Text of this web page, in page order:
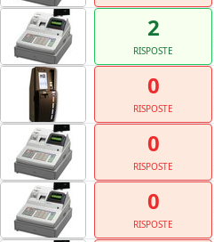
2
RISPOSTE
0
RISPOSTE
0
RISPOSTE
0
RISPOSTE